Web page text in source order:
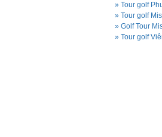
» Tour golf
» Golf Tour